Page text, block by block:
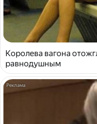
Королева вагона
равнодушным